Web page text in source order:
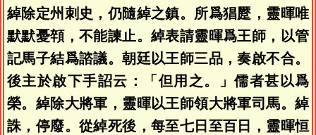
綽除定州刺史，仍隨綽之鎮。所爲猖蹷，靈暉唯
默默憂顇，不能諫止。綽表請靈暉爲王師，以管
記馬子結爲諮議。朝廷以王師三品，奏啟不合。
後主於啟下手詔云：「但用之。」儒者甚以爲
榮。綽除大將軍，靈暉以王師領大將軍司馬。綽
誅，停廢。從綽死後，每至七日至百日，靈暉恒